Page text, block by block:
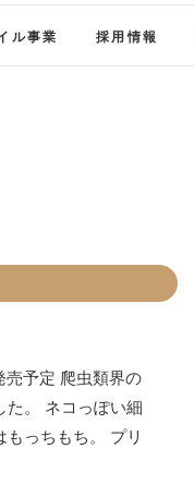
ル事業 採用情報
売予定 爬虫類界の
た。 ネコっぽい細
っちもち。 プリ